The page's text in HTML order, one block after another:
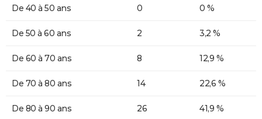
De 40 à 50 ans 0 0 %
De 50 à 60 ans 2 3,2 %
De 60 à 70 ans 8 12,9 %
De 70 à 80 ans 14 22,6 %
De 80 à 90 ans 26 41,9 %